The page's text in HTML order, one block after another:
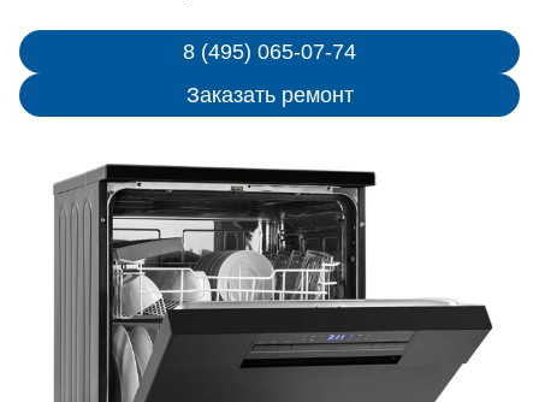
8 (495) 065-07-74
Заказать ремонт